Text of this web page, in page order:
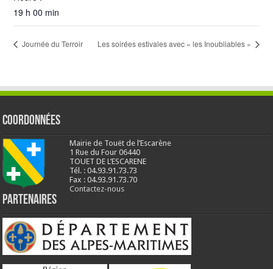
19 h 00 min
Journée du Terroir Les soirées estivales avec « les Inoubliables »
Coordonnées
Mairie de Touët de l’Escarène
1 Rue du Four 06440
TOUET DE L’ESCARENE
Tél. : 04.93.91.73.73
Fax : 04.93.91.73.70
Contactez-nous
Partenaires